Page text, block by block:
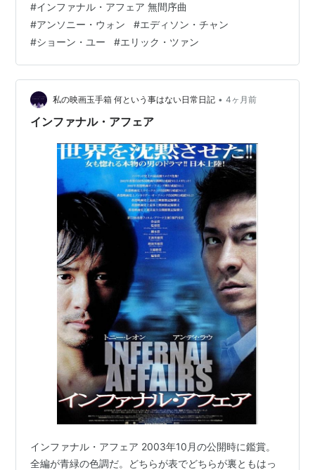
ーは、裏切りこそ普通にするが、愛する者を守ろうとす
る様は他の登場人物から比べてとても解りやすい。この
二人がいなかったら次から次へと起こる裏切り、殺人、
そして裏切り。あまりの展開の速さに、誰が何を想い、
何のために裏切るのか、殺すのか解らなくなっていたで
あろう。パートⅠの成功を受けて創ら…
#インファナル・アフェア 無間序曲
#アンソニー・ウォン #エディソン・チャン
#ショーン・ユー #エリック・ツァン
私の映画玉手箱 何という事はない日常日記 • 4ヶ月前
インファナル・アフェア
インファナル・アフェア 2003年10月の公開時に鑑賞。
全編が青緑の色調だ。どちらが表でどちらが裏ともはっ